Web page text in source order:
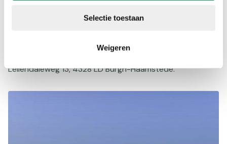
Selectie toestaan
Weigeren
beschrijving mee. Ook zijn de routes van onze website te
wat hartigs, al naar gelang de wensen.
Leliëndaleweg 13, 4328 LD Burgh-Haamstede.